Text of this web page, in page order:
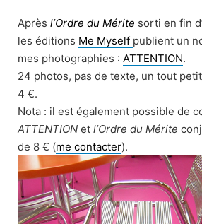
Après l’Ordre du Mérite sorti en fin
les éditions Me Myself publient un
mes photographies : ATTENTION.
24 photos, pas de texte, un tout
4 €.
Nota : il est également possible de
ATTENTION et l’Ordre du Mérite
de 8 € (me contacter).